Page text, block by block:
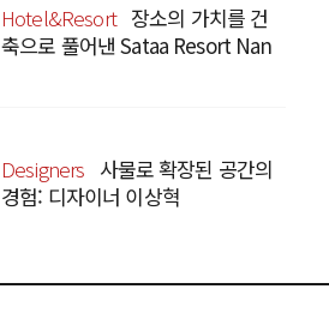
Hotel&Resort 장소의 가치를 건
축으로 풀어낸 Sataa Resort Nan
Designers 사물로 확장된 공간의
경험: 디자이너 이상혁